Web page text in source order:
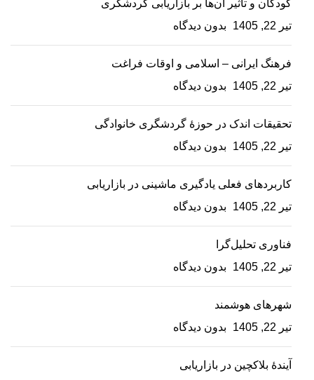
کودکان و تأثیر آن‌ها بر بازاریابی گردشگری
تیر 22, 1405
بدون دیدگاه
فرهنگ ایرانی – اسلامی و اوقات فراغت
تیر 22, 1405
بدون دیدگاه
تحقیقات اندک در حوزۀ گردشگری خانوادگی
تیر 22, 1405
بدون دیدگاه
کاربردهای فعلی یادگیری ماشینی در بازاریابی
تیر 22, 1405
بدون دیدگاه
فناوری تحلیل‌گرا
تیر 22, 1405
بدون دیدگاه
شهرهای هوشمند
تیر 22, 1405
بدون دیدگاه
آیندۀ بلاکچین در بازاریابی